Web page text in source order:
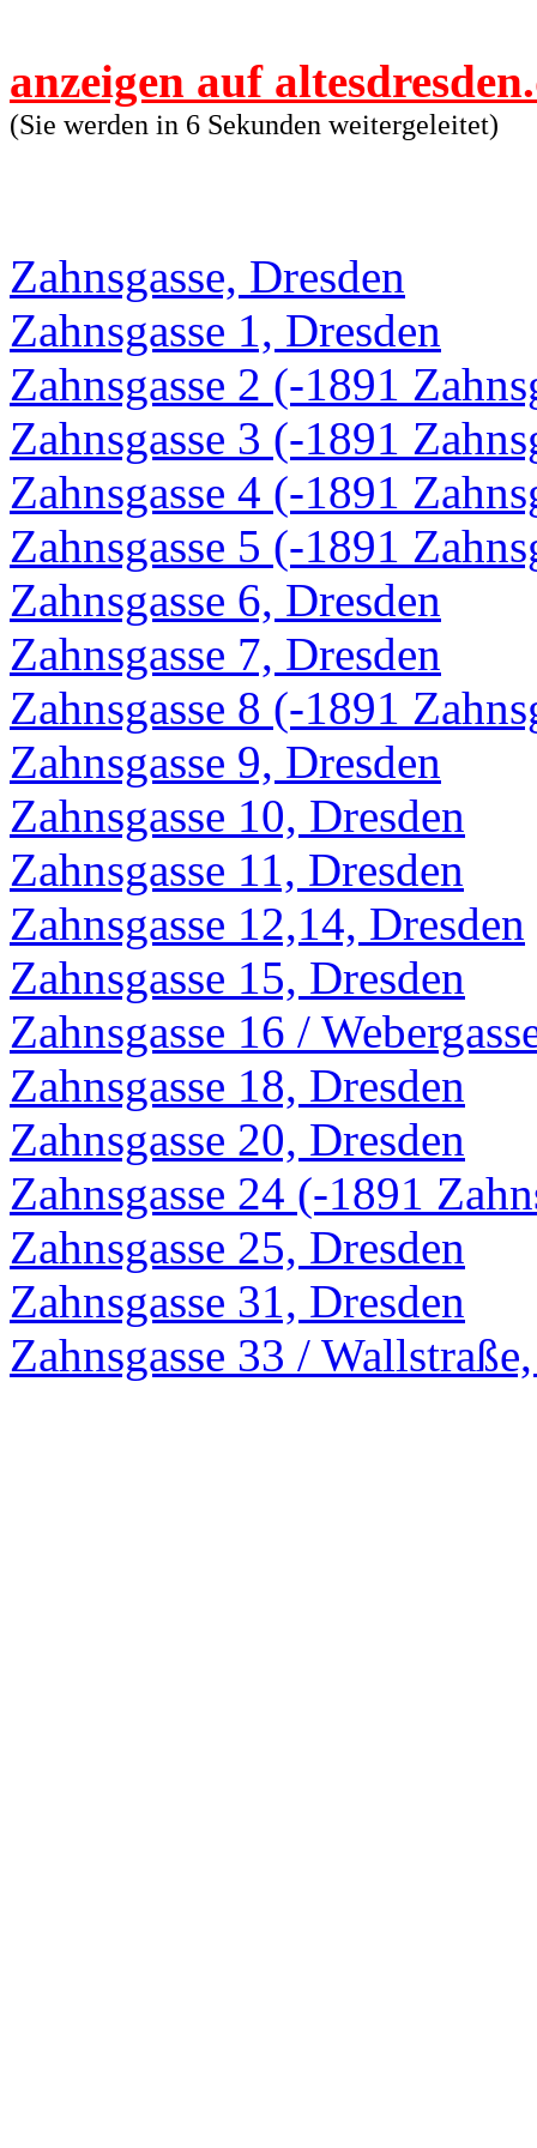
anzeigen auf
(Sie werden in 6 Sekunden weitergeleitet)
Zahnsgasse, Dresden
Zahnsgasse 1, Dresden
Zahnsgasse 2 (-1891
Zahnsgasse 3 (-1891
Zahnsgasse 4 (-1891
Zahnsgasse 5 (-1891
Zahnsgasse 6, Dresden
Zahnsgasse 7, Dresden
Zahnsgasse 8 (-1891
Zahnsgasse 9, Dresden
Zahnsgasse 10, Dresden
Zahnsgasse 11, Dresden
Zahnsgasse 12,14, Dresden
Zahnsgasse 15, Dresden
Zahnsgasse 16 /
Zahnsgasse 18, Dresden
Zahnsgasse 20, Dresden
Zahnsgasse 24 (-1891
Zahnsgasse 25, Dresden
Zahnsgasse 31, Dresden
Zahnsgasse 33 /